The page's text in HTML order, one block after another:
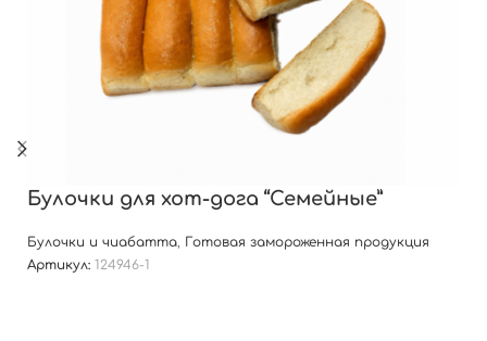
Булочки для хот-дога “Семейные”
Булочки и чиабатта, Готовая замороженная продукция
Артикул: 124946-1